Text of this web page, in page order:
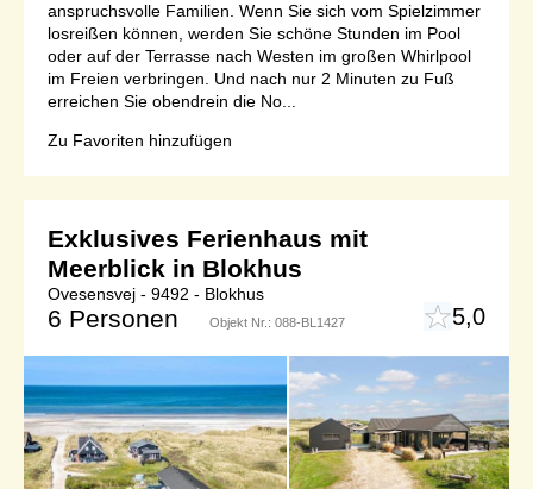
anspruchsvolle Familien. Wenn Sie sich vom Spielzimmer
losreißen können, werden Sie schöne Stunden im Pool
oder auf der Terrasse nach Westen im großen Whirlpool
im Freien verbringen. Und nach nur 2 Minuten zu Fuß
erreichen Sie obendrein die No...
Zu Favoriten hinzufügen
Exklusives Ferienhaus mit
Meerblick in Blokhus
Ovesensvej - 9492 - Blokhus
6 Personen Objekt Nr.: 088-BL1427 5,0